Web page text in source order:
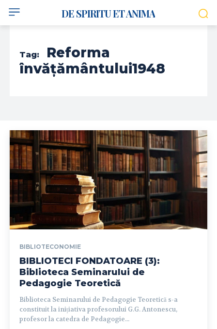
DE SPIRITU ET ANIMA
Tag:
Reforma
învățământului1948
BIBLIOTECONOMIE
BIBLIOTECI FONDATOARE (3):
Biblioteca Seminarului de
Pedagogie Teoretică
Biblioteca Seminarului de Pedagogie Teoretică s-a
constituit la inițiativa profesorului G.G. Antonescu,
profesor la catedra de Pedagogie...